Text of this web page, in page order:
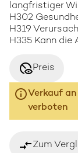
langfristiger
H302
H319
H335 Kann die
disabled_visiblePreis
Verkauf
verboten
compare_arrowsZum